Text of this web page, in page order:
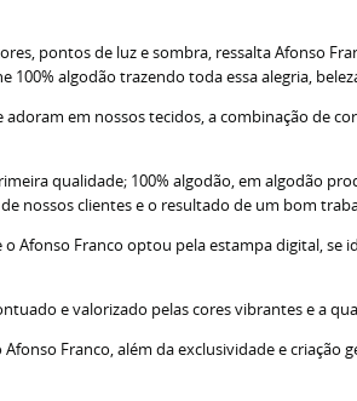
pontos de luz e sombra, ressalta Afonso
algodão trazendo toda essa alegria,
em nossos tecidos, a combinação de
qualidade; 100% algodão, em algodão
nossos clientes e o resultado de um bom
Afonso Franco optou pela estampa digital,
e valorizado pelas cores vibrantes e a
Franco, além da exclusividade e